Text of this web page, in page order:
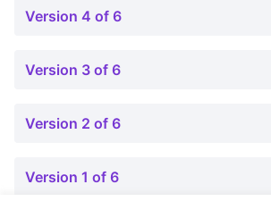
Version 4 of 6
Version 3 of 6
Version 2 of 6
Version 1 of 6